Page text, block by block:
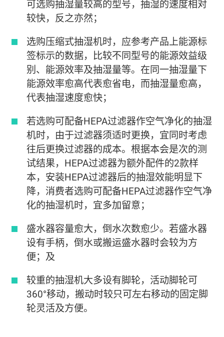
可选购抽湿量较高的型号，抽湿的速度相对
较快，反之亦然；
选购压缩式抽湿机时，应参考产品上能源标
签标示的数据，比较不同型号的能源效益级
别、能源效率及抽湿量等。在同一抽湿量下
能源效率愈高代表愈省电，而抽湿量愈高，
代表抽湿速度愈快；
若选购可配备HEPA过滤器作空气净化的抽湿
机时，由于过滤器须适时更换，宜同时考虑
往后更换过滤器的成本。根据本会是次的测
试结果，HEPA过滤器为额外配件的2款样
本，安装HEPA过滤器后的抽湿效能明显下
降，消费者选购可配备HEPA过滤器作空气净
化的抽湿机时，宜多加留意；
盛水器容量愈大，倒水次数愈少。若盛水器
设有手柄，倒水或搬运盛水器时会较为方
便；及
较重的抽湿机大多设有脚轮，活动脚轮可
360°移动，搬动时较只可左右移动的固定脚
轮灵活及方便。